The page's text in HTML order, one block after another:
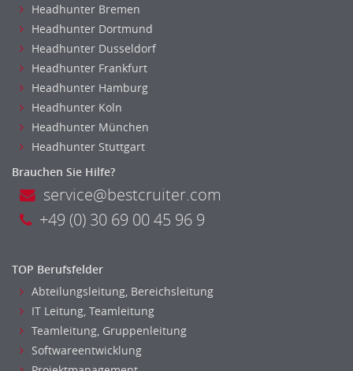
Headhunter Bremen
Headhunter Dortmund
Headhunter Dusseldorf
Headhunter Frankfurt
Headhunter Hamburg
Headhunter Koln
Headhunter München
Headhunter Stuttgart
Brauchen Sie Hilfe?
service@bestcruiter.com
+49 (0) 30 69 00 45 96 9
TOP Berufsfelder
Abteilungsleitung, Bereichsleitung
IT Leitung, Teamleitung
Teamleitung, Gruppenleitung
Softwareentwicklung